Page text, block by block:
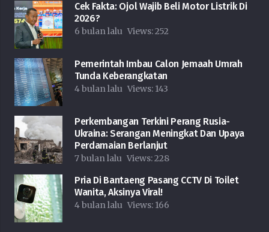
Cek Fakta: Ojol Wajib Beli Motor Listrik Di
2026?
6 bulan lalu Views:252
Pemerintah Imbau Calon Jemaah Umrah
Tunda Keberangkatan
4 bulan lalu Views: 143
Perkembangan Terkini Perang Rusia-
Ukraina: Serangan Meningkat Dan Upaya
Perdamaian Berlanjut
7 bulan lalu Views:228
Pria Di Bantaeng Pasang CCTV Di Toilet
Wanita, Aksinya Viral!
4 bulan lalu Views: 166